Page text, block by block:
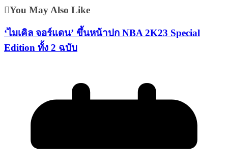
You May Also Like
‘ไมเคิล จอร์แดน’ ขึ้นหน้าปก NBA 2K23 Special
Edition ทั้ง 2 ฉบับ